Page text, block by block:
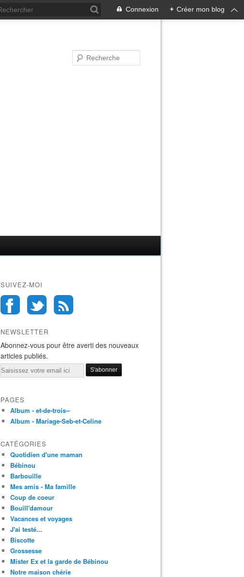
Connexion + Créer mon blog
SUIVEZ-MOI
NEWSLETTER
Abonnez-vous pour être averti des nouveaux
articles publiés.
Email
PAGES
Album - et-de-trois--
Album - Mariage-Seb-et-Celine
CATÉGORIES
Quotidien d'une maman
Bébinou
Barbouille
Mes amis - Ma famille
Coup de coeur
Bouill'damour
Vacances et voyages
J'ai testé...
Biscotte
Grossesse
Mister Ex et la garde de Bébinou
Notre maison chérie